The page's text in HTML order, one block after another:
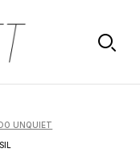
UNQUIET